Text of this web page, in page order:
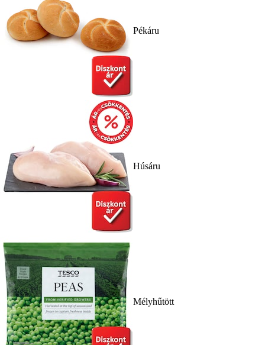
Pékáru
Húsáru
Mélyhűtött